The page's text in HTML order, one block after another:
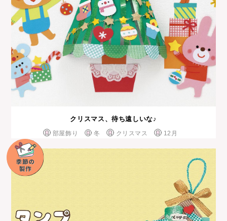
クリスマス、待ち遠しいな♪
部屋飾り 冬 クリスマス 12月